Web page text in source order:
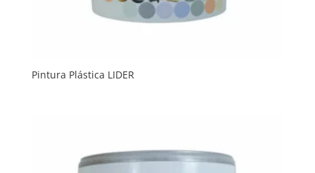
Pintura Plástica LIDER